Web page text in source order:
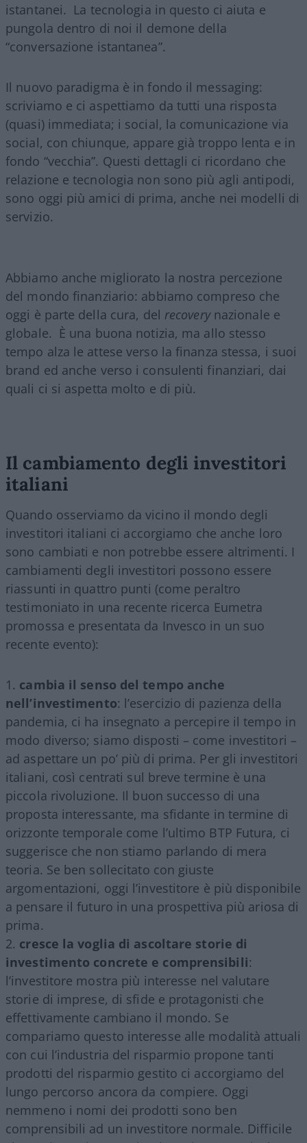
istantanei. La tecnologia in questo ci aiuta e
pungola dentro di noi il demone della
“conversazione istantanea”.
Il nuovo paradigma è in fondo il messaging:
scriviamo e ci aspettiamo da tutti una risposta
(quasi) immediata; i social, la comunicazione via
social, con chiunque, appare già troppo lenta e in
fondo “vecchia”. Questi dettagli ci ricordano che
relazione e tecnologia non sono più agli antipodi,
sono oggi più amici di prima, anche nei modelli di
servizio.
Abbiamo anche migliorato la nostra percezione
del mondo finanziario: abbiamo compreso che
oggi è parte della cura, del recoverynazionale e
globale. È una buona notizia, ma allo stesso
tempo alza le attese verso la finanza stessa, i suoi
brand ed anche verso i consulenti finanziari, dai
quali ci si aspetta molto e di più.
Il cambiamento degli investitori
italiani
Quando osserviamo da vicino il mondo degli
investitori italiani ci accorgiamo che anche loro
sono cambiati e non potrebbe essere altrimenti. I
cambiamenti degli investitori possono essere
riassunti in quattro punti (come peraltro
testimoniato in una recente ricerca Eumetra
promossa e presentata da Invesco in un suo
recente evento):
cambia il senso del tempo anche
nell’investimento: l’esercizio di pazienza della
pandemia, ci ha insegnato a percepire il tempo in
modo diverso; siamo disposti – come investitori –
ad aspettare un po’ più di prima. Per gli investitori
italiani, così centrati sul breve termine è una
piccola rivoluzione. Il buon successo di una
proposta interessante, ma sfidante in termine di
orizzonte temporale come l’ultimo BTP Futura, ci
suggerisce che non stiamo parlando di mera
teoria. Se ben sollecitato con giuste
argomentazioni, oggi l’investitore è più disponibile
a pensare il futuro in una prospettiva più ariosa di
prima.
cresce la voglia di ascoltare storie di
investimento concrete e comprensibili:
l’investitore mostra più interesse nel valutare
storie di imprese, di sfide e protagonisti che
effettivamente cambiano il mondo. Se
compariamo questo interesse alle modalità attuali
con cui l’industria del risparmio propone tanti
prodotti del risparmio gestito ci accorgiamo del
lungo percorso ancora da compiere. Oggi
nemmeno i nomi dei prodotti sono ben
comprensibili ad un investitore normale. Difficile